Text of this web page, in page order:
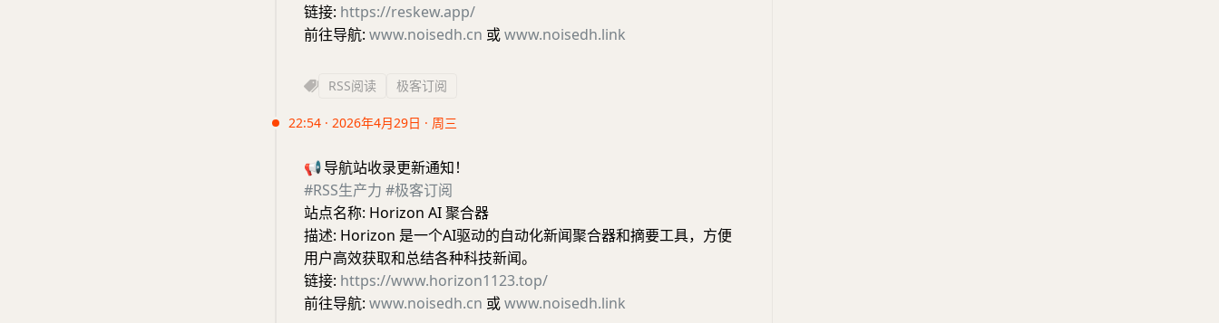
链接: https://reskew.app/
前往导航: www.noisedh.cn 或www.noisedh.link
RSS阅读 极客订阅
22:54 · 2026年4月29日 · 周三
📢导航站收录更新通知！
#RSS生产力 #极客订阅
站点名称: Horizon AI 聚合器
描述: Horizon 是一个AI驱动的自动化新闻聚合器和摘要工具，方便
用户高效获取和总结各种科技新闻。
链接: https://www.horizon1123.top/
前往导航: www.noisedh.cn 或www.noisedh.link